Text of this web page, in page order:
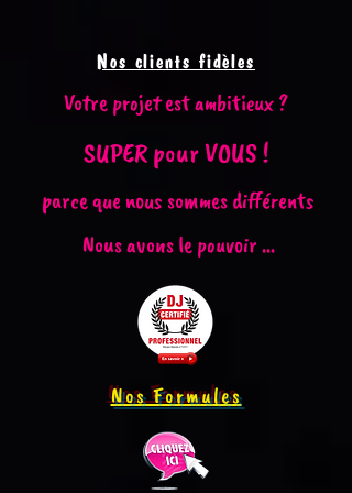
Nos clients fidèles
Votre projet est ambitieux ?
SUPER pour VOUS !
parce que nous sommes différents
Nous avons le pouvoir ...
Nos Formules